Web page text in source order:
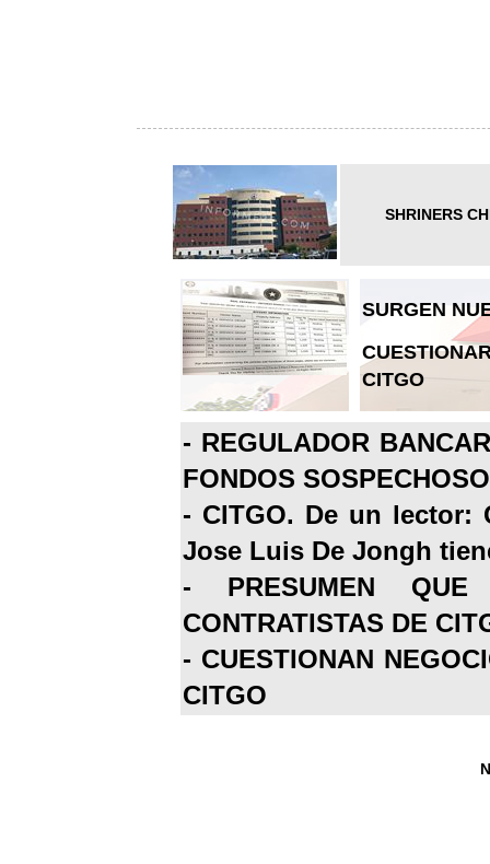
SHRINERS
SURGEN
CITGO
- REGULADOR
FONDOS
- CITGO. De un lector:
Jose Luis De Jongh
- PRESUMEN
CONTRATISTAS DE
- CUESTIONAN
CITGO